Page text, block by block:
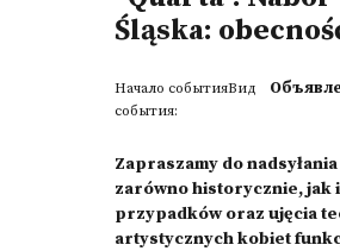
Śląska:
Начало событияВид
события:
Zapraszamy do
zarówno historycznie, jak
przypadków oraz ujęcia
artystycznych kobiet